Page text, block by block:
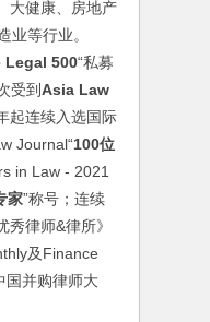
大健康、房地产
业等行业。
Legal 500“私募
受到Asia Law
起连续入选国际
Journal“100位
in Law - 2021
家”称号；连续
律师&律所》
及Finance
国并购律师大